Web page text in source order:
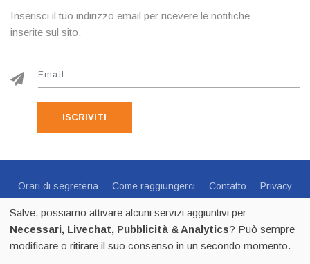
Inserisci il tuo indirizzo email per ricevere le notifiche
inserite sul sito.
ISCRIVITI
Orari di segreteria Come raggiungerci Contatto
Privacy
Centro Sportivo Italiano Comitato di Trento - via C.Endrici, 20
Trento -0461 1821695- CF 80018840225 - p.iva 02518100223
Salve, possiamo attivare alcuni servizi aggiuntivi per
Necessari, Livechat, Pubblicità & Analytics? Può sempre
modificare o ritirare il suo consenso in un secondo momento.